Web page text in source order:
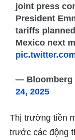
joint press
President
tariffs
Mexico next
— Bloomberg
24, 2025
Thị trường tiền
trước các động